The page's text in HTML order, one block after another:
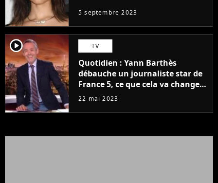
5 septembre 2023
player2 TV
Quotidien : Yann Barthès
débauche un journaliste star de
France 5, ce que cela va changer
à la rentrée
22 mai 2023